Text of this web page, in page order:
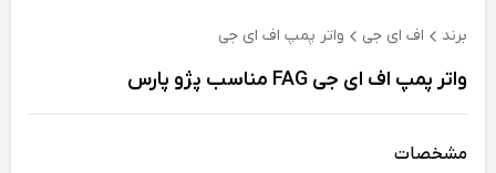
برند اف ای جی واتر پمپ اف ای جی
واتر پمپ اف ای جی FAG مناسب پژو پارس
مشخصات